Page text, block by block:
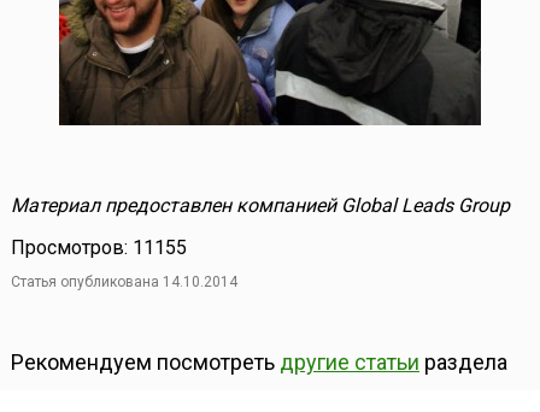
Материал предоставлен компанией Global Leads Group
Просмотров: 11155
Статья опубликована 14.10.2014
Рекомендуем посмотреть другие статьи раздела